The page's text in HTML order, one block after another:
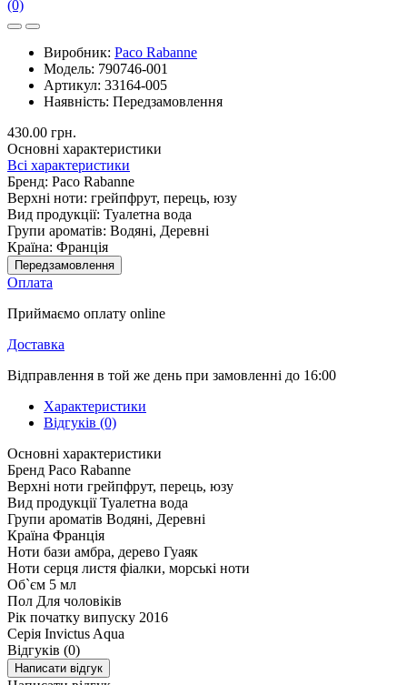
(0)
Виробник: Paco Rabanne
Модель: 790746-001
Артикул: 33164-005
Наявність: Передзамовлення
430.00 грн.
Основні характеристики
Всі характеристики
Бренд: Paco Rabanne
Верхні ноти: грейпфрут, перець, юзу
Вид продукції: Туалетна вода
Групи ароматів: Водяні, Деревні
Країна: Франція
Передзамовлення
Оплата
Приймаємо оплату online
Доставка
Відправлення в той же день при замовленні до 16:00
Характеристики
Відгуків (0)
Основні характеристики
Бренд Paco Rabanne
Верхні ноти грейпфрут, перець, юзу
Вид продукції Туалетна вода
Групи ароматів Водяні, Деревні
Країна Франція
Ноти бази амбра, дерево Гуаяк
Ноти серця листя фіалки, морські ноти
Об`єм 5 мл
Пол Для чоловіків
Рік початку випуску 2016
Серія Invictus Aqua
Відгуків (0)
Написати відгук